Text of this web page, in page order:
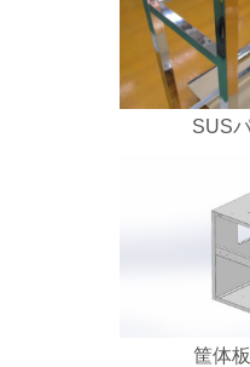
SUS
筐体